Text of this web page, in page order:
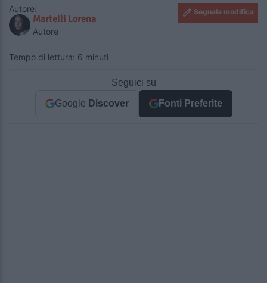
Autore:
Martelli Lorena
Autore
Segnala modifica
Tempo di lettura: 6 minuti
Seguici su
Google Discover Fonti Preferite